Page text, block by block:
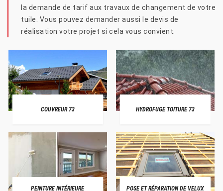
la demande de tarif aux travaux de changement de votre
tuile. Vous pouvez demander aussi le devis de
réalisation votre projet si cela vous convient.
COUVREUR 73 HYDROFUGE TOITURE 73
PEINTURE INTÉRIEURE
POSE ET RÉPARATION DE VELUX